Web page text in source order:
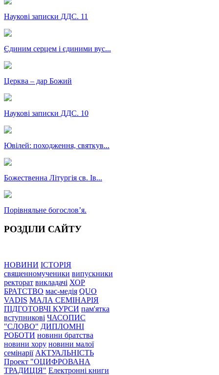
Наукові записки ДДС. 11
Єдиним серцем і єдиними вус...
Церква – дар Божий
Наукові записки ДДС. 10
Ювілей: походження, святкув...
Божественна Літургія св. Ів...
Порівняльне богословʼя.
РОЗДІЛИ САЙТУ
НОВИНИ ІСТОРІЯ
священномученики випускники
ректорат викладачі ХОР
БРАТСТВО мас-медія QUO
VADIS МАЛА СЕМІНАРІЯ
ПІДГОТОВЧІ КУРСИ пам'ятка
вступникові ЧАСОПИС
"СЛОВО" ДИПЛОМНІ
РОБОТИ новини братства
новини хору новини малої
семінарії АКТУАЛЬНІСТЬ
Проект "ОЦИФРОВАНА
ТРАДИЦІЯ" Електронні книги